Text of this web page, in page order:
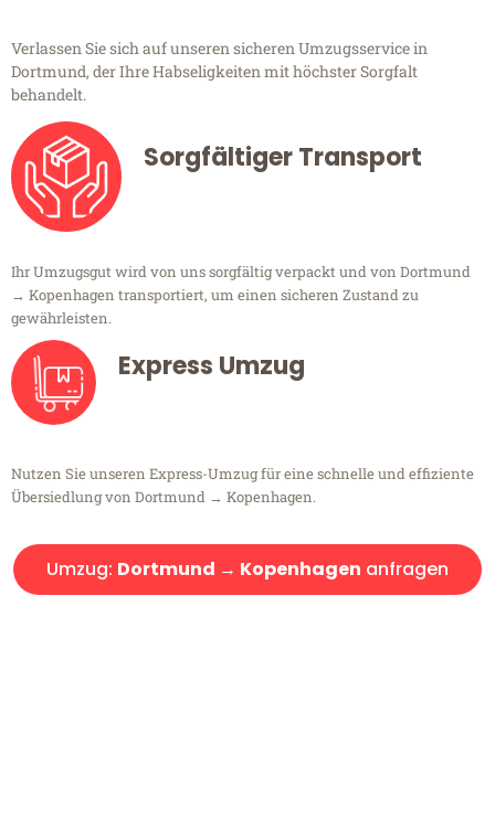
Verlassen Sie sich auf unseren sicheren Umzugsservice in
Dortmund, der Ihre Habseligkeiten mit höchster Sorgfalt
behandelt.
Sorgfältiger Transport
Ihr Umzugsgut wird von uns sorgfältig verpackt und von Dortmund
→ Kopenhagen transportiert, um einen sicheren Zustand zu
gewährleisten.
Express Umzug
Nutzen Sie unseren Express-Umzug für eine schnelle und effiziente
Übersiedlung von Dortmund → Kopenhagen.
Umzug: Dortmund → Kopenhagen anfragen